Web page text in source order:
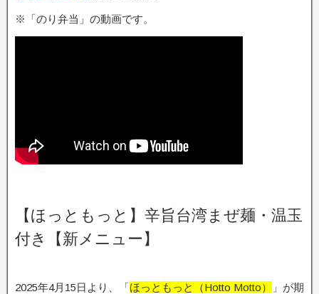
※「のり弁当」の動画です。
【ほっともっと】辛旨台湾まぜ麺・温玉
付き【新メニュー】
2025年4月15日より、「ほっともっと（Hotto Motto）
」が期